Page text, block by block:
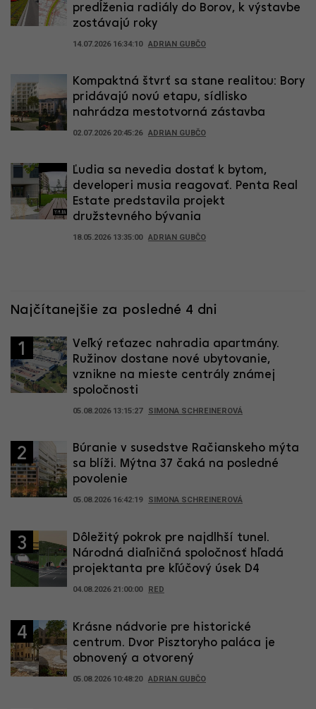
predĺženia radiály do Borov, k výstavbe
zostávajú roky
14.07.2026 16:34:10 ADRIAN GUBČO
Kompaktná štvrť sa stane realitou: Bory
pridávajú novú etapu, sídlisko
nahrádza mestotvorná zástavba
02.07.2026 20:45:26 ADRIAN GUBČO
Ľudia sa nevedia dostať k bytom,
developeri musia reagovať. Penta Real
Estate predstavila projekt
družstevného bývania
18.05.2026 13:35:00 ADRIAN GUBČO
Najčítanejšie za posledné 4 dni
1
Veľký reťazec nahradia apartmány.
Ružinov dostane nové ubytovanie,
vznikne na mieste centrály známej
spoločnosti
05.08.2026 13:15:27 SIMONA SCHREINEROVÁ
2
Búranie v susedstve Račianskeho mýta
sa blíži. Mýtna 37 čaká na posledné
povolenie
05.08.2026 16:42:19 SIMONA SCHREINEROVÁ
3
Dôležitý pokrok pre najdlhší tunel.
Národná diaľničná spoločnosť hľadá
projektanta pre kľúčový úsek D4
04.08.2026 21:00:00 RED
4
Krásne nádvorie pre historické
centrum. Dvor Pisztoryho paláca je
obnovený a otvorený
05.08.2026 10:48:20 ADRIAN GUBČO